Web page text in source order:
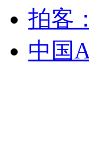
拍客
中国